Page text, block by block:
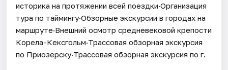
историка на протяжении всей поездки·Организация
тура по таймингу·Обзорные экскурсии в городах на
маршруте·Внешний осмотр средневековой крепости
Корела-Кексгольм·Трассовая обзорная экскурсия
по Приозерску·Трассовая обзорная экскурсия по г.